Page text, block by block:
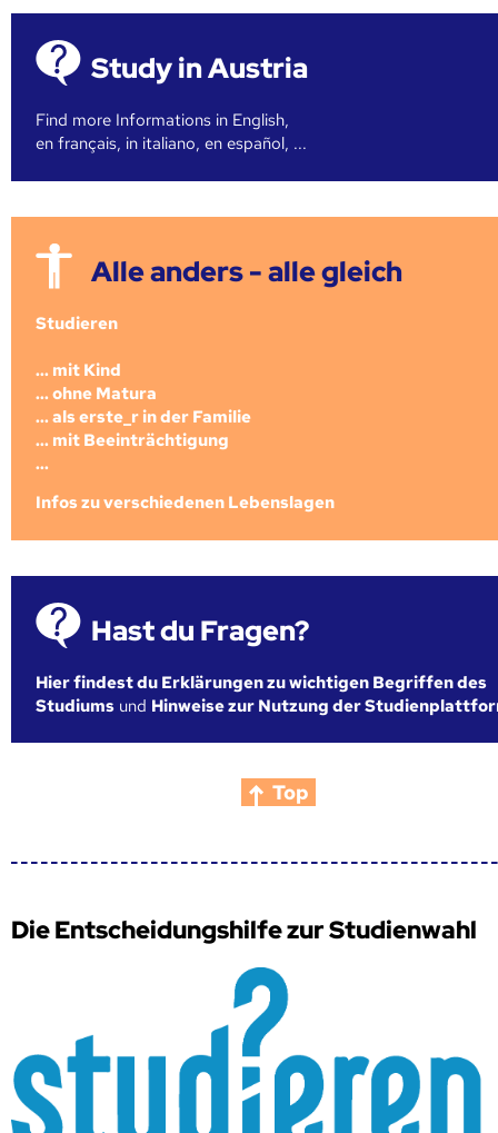
Study in Austria
Find more Informations in English,
en français, in italiano, en español, ...
Alle anders - alle gleich
Studieren
... mit Kind
... ohne Matura
... als erste_r in der Familie
... mit Beeinträchtigung
...
Infos zu verschiedenen Lebenslagen
Hast du Fragen?
Hier findest du Erklärungen zu wichtigen Begriffen des
Studiums und Hinweise zur Nutzung der
Top
Die Entscheidungshilfe zur Studienwahl